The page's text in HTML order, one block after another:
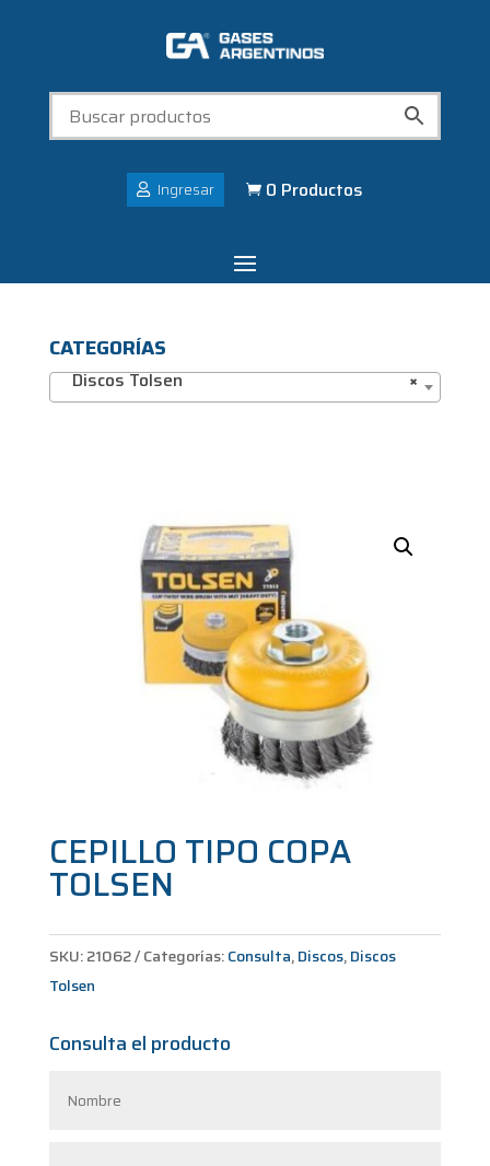
Ingresar  0 Productos
CATEGORÍAS
×
Discos Tolsen
CEPILLO TIPO COPA
TOLSEN
SKU:21062 Categorías:Consulta,Discos,Discos
Tolsen
Consulta el producto